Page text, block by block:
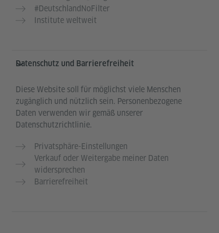
#DeutschlandNoFilter
Institute weltweit
Datenschutz und Barrierefreiheit
Diese Website soll für möglichst viele Menschen
zugänglich und nützlich sein. Personenbezogene
Daten verwenden wir gemäß unserer
Datenschutzrichtlinie.
Privatsphäre-Einstellungen
Verkauf oder Weitergabe meiner Daten
widersprechen
Barrierefreiheit